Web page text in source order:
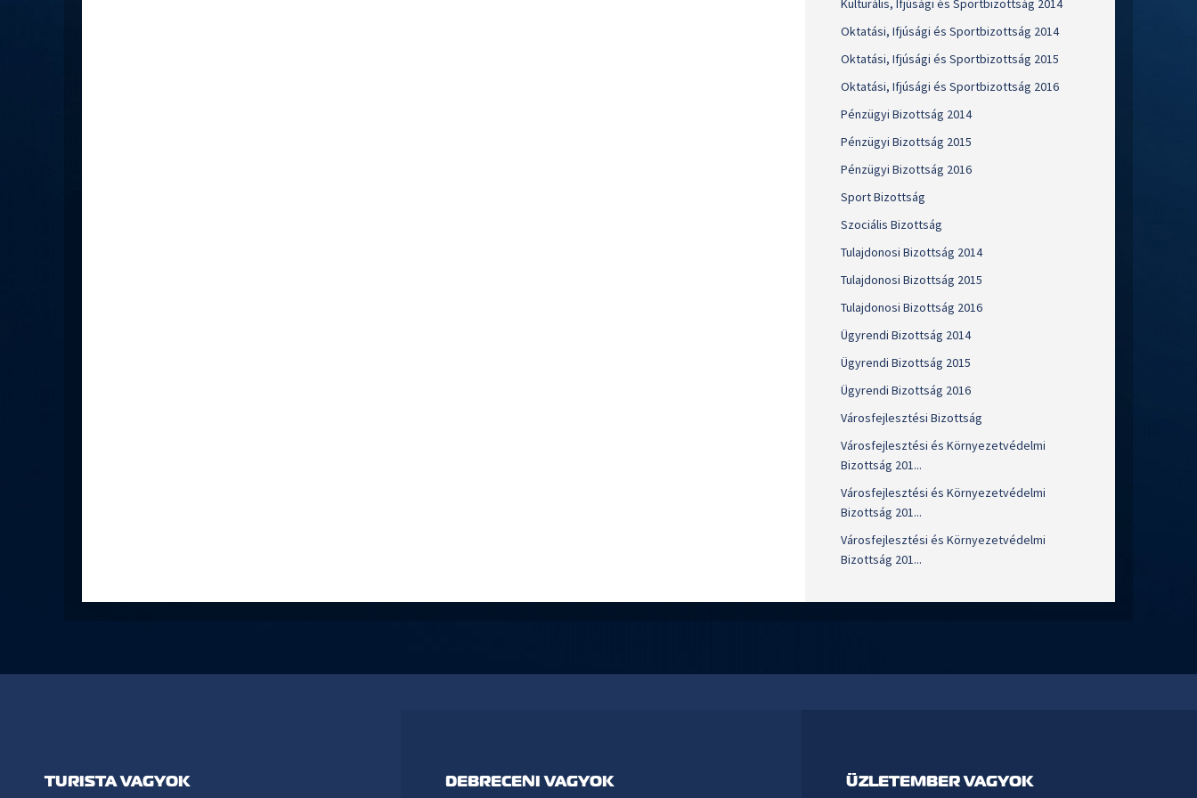
Kulturális, Ifjúsági és Sportbizottság 2014
Oktatási, Ifjúsági és Sportbizottság 2014
Oktatási, Ifjúsági és Sportbizottság 2015
Oktatási, Ifjúsági és Sportbizottság 2016
Pénzügyi Bizottság 2014
Pénzügyi Bizottság 2015
Pénzügyi Bizottság 2016
Sport Bizottság
Szociális Bizottság
Tulajdonosi Bizottság 2014
Tulajdonosi Bizottság 2015
Tulajdonosi Bizottság 2016
Ügyrendi Bizottság 2014
Ügyrendi Bizottság 2015
Ügyrendi Bizottság 2016
Városfejlesztési Bizottság
Városfejlesztési és Környezetvédelmi
Bizottság 201...
Városfejlesztési és Környezetvédelmi
Bizottság 201...
Városfejlesztési és Környezetvédelmi
Bizottság 201...
TURISTA VAGYOK DEBRECENI VAGYOK ÜZLETEMBER VAGYOK